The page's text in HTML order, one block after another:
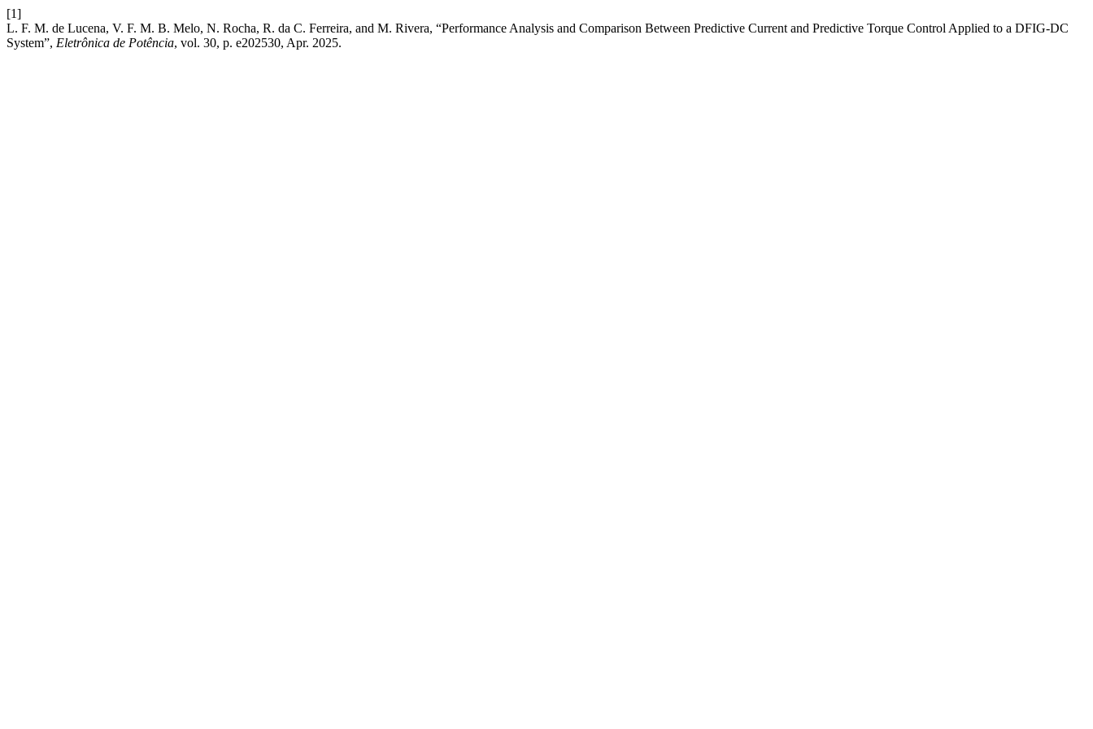
[1]
L. F. M. de Lucena, V. F. M. B. Melo, N. Rocha, R. da C. Ferreira, and M. Rivera, “Performance Analysis and Comparison Between Predictive Current and Predictive Torque Control Applied to a DFIG-DC
System”, Eletrônica de Potência, vol. 30, p. e202530, Apr. 2025.